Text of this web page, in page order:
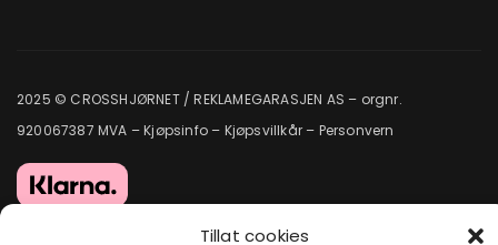
Tillat cookies
2025 © CROSSHJØRNET / REKLAMEGARASJEN AS – orgnr.
920067387 MVA –Kjøpsinfo – Kjøpsvillkår – Personvern